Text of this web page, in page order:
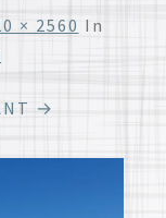
× 2560 In
→